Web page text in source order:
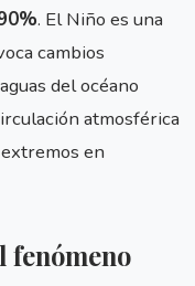
. El Niño es una
cambios
del océano
atmosférica
en
fenómeno